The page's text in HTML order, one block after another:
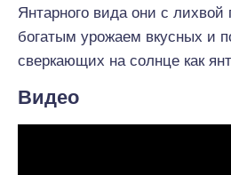
Янтарного вида они с лихвой
богатым урожаем вкусных и
сверкающих на солнце как
Видео